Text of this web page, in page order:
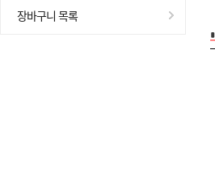
장바구니 목록